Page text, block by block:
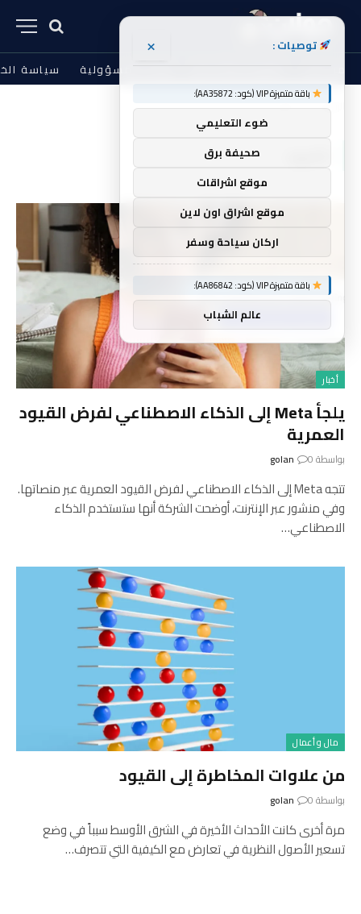
من نحن الشروط والأحكام إخلاء المسؤولية سياسة
الرئيسية » القيود
أخبار
يلجأ Meta إلى الذكاء الاصطناعي لفرض القيود
العمرية
بواسطة golan 0
تتجه Meta إلى الذكاء الاصطناعي لفرض القيود العمرية عبر منصاتها.
وفي منشور عبر الإنترنت، أوضحت الشركة أنها ستستخدم الذكاء
الاصطناعي…
مال و أعمال
من علاوات المخاطرة إلى القيود
بواسطة golan 0
مرة أخرى كانت الأحداث الأخيرة في الشرق الأوسط سبباً في وضع
تسعير الأصول النظرية في تعارض مع الكيفية التي تتصرف…
توصيات : ×
باقة متميزة VIP (كود: AA35872):
ضوء التعليمي
صحيفة برق
موقع اشراقات
موقع اشراق اون لاين
اركان سياحة وسفر
باقة متميزة VIP (كود: AA86842):
عالم الشباب